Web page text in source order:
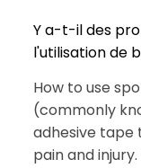
Y a-t-il des
l'utilisation de
How to use
(commonly
adhesive tape
pain and